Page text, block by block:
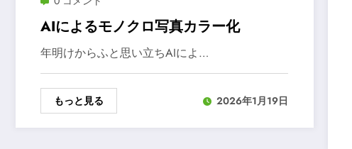
AIによるモノクロ写真カラー化
年明けからふと思い立ちAIによ…
もっと見る 2026年1月19日